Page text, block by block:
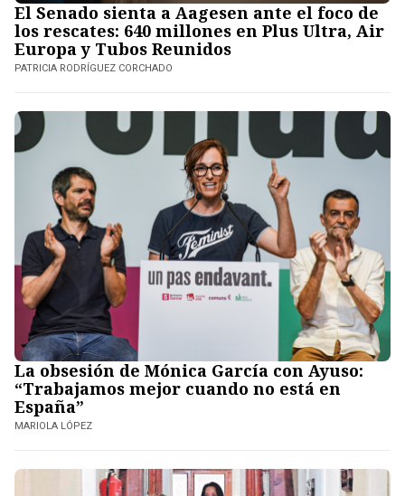
El Senado sienta a Aagesen ante el foco de
los rescates: 640 millones en Plus Ultra, Air
Europa y Tubos Reunidos
PATRICIA RODRÍGUEZ CORCHADO
La obsesión de Mónica García con Ayuso:
“Trabajamos mejor cuando no está en
España”
MARIOLA LÓPEZ